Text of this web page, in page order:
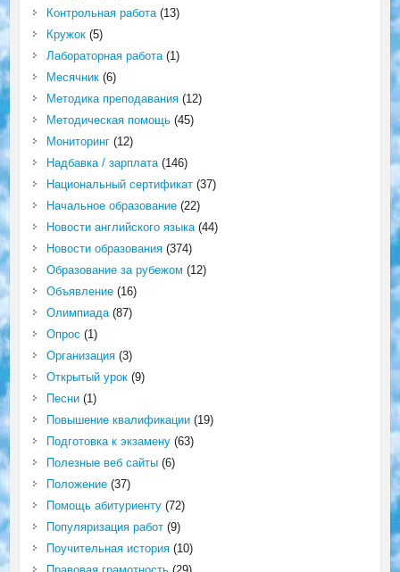
Контрольная работа(13)
Кружок(5)
Лабораторная работа(1)
Месячник(6)
Методика преподавания(12)
Методическая помощь(45)
Мониторинг(12)
Надбавка / зарплата(146)
Национальный сертификат(37)
Начальное образование(22)
Новости английского языка(44)
Новости образования(374)
Образование за рубежом (12)
Объявление(16)
Олимпиада(87)
Опрос (1)
Организация(3)
Открытый урок(9)
Песни(1)
Повышение квалификации(19)
Подготовка к экзамену(63)
Полезные веб сайты(6)
Положение(37)
Помощь абитуриенту(72)
Популяризация работ(9)
Поучительная история(10)